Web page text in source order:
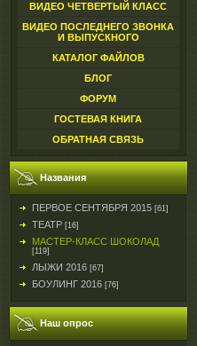
ВИДЕО ЧЕТВЕРТЫЙ КЛАСС
ВИДЕО ПОСЛЕДНЕГО ЗВОНКА
И ВЫПУСКНОГО
КАТАЛОГ ФАЙЛОВ
БЛОГ
ФОРУМ
ГОСТЕВАЯ КНИГА
ОБРАТНАЯ СВЯЗЬ
Названия
ПЕРВОЕ СЕНТЯБРЯ 2015 [61]
ТЕАТР [16]
МАСТЕР-КЛАСС ШОКОЛАД
[119]
ЛЫЖИ 2016 [67]
БОУЛИНГ 2016 [76]
Наш опрос